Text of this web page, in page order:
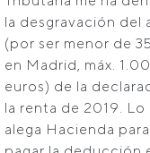
la desgravación del
(por ser menor de
en Madrid, máx.
euros) de la
la renta de 2019. Lo
alega Hacienda